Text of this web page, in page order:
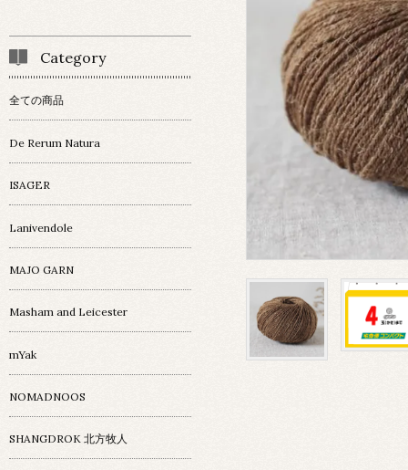
Category
全ての商品
De Rerum Natura
ISAGER
Lanivendole
MAJO GARN
Masham and Leicester
mYak
NOMADNOOS
SHANGDROK 北方牧人